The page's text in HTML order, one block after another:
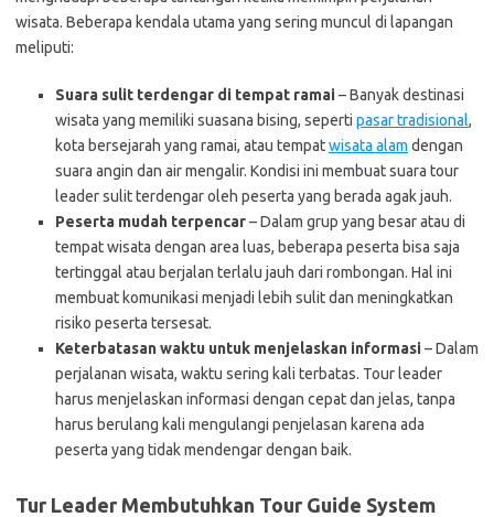
wisata. Beberapa kendala utama yang sering muncul di lapangan
meliputi:
Suara sulit terdengar di tempat ramai– Banyak destinasi
wisata yang memiliki suasana bising, seperti pasar tradisional,
kota bersejarah yang ramai, atau tempatwisata alam dengan
suara angin dan air mengalir. Kondisi ini membuat suara tour
leader sulit terdengar oleh peserta yang berada agak jauh.
Peserta mudah terpencar– Dalam grup yang besar atau di
tempat wisata dengan area luas, beberapa peserta bisa saja
tertinggal atau berjalan terlalu jauh dari rombongan. Hal ini
membuat komunikasi menjadi lebih sulit dan meningkatkan
risiko peserta tersesat.
Keterbatasan waktu untuk menjelaskan informasi– Dalam
perjalanan wisata, waktu sering kali terbatas. Tour leader
harus menjelaskan informasi dengan cepat dan jelas, tanpa
harus berulang kali mengulangi penjelasan karena ada
peserta yang tidak mendengar dengan baik.
Tur Leader Membutuhkan Tour Guide System